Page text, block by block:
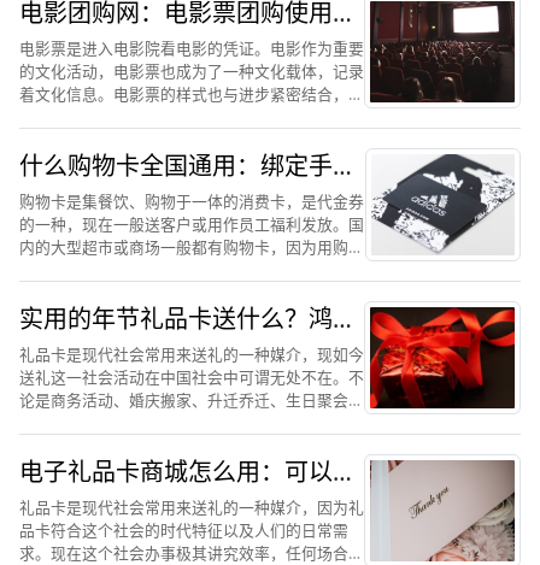
惧和尴尬来说，观影给...
电影团购网：电影票团购使用鸿
礼福卡购物卡更省钱
电影票是进入电影院看电影的凭证。电影作为重要
的文化活动，电影票也成为了一种文化载体，记录
着文化信息。电影票的样式也与进步紧密结合，每
价，现在直接在电影院...
什么购物卡全国通用：绑定手机
使用的鸿礼福卡更实用
购物卡是集餐饮、购物于一体的消费卡，是代金券
的一种，现在一般送客户或用作员工福利发放。国
内的大型超市或商场一般都有购物卡，因为用购物
去各种地方工作或者游玩...
实用的年节礼品卡送什么？鸿礼
福卡数字礼卡怎么样
礼品卡是现代社会常用来送礼的一种媒介，现如今
送礼这一社会活动在中国社会中可谓无处不在。不
论是商务活动、婚庆搬家、升迁乔迁、生日聚会，
繁荣，消费主义占据了...
电子礼品卡商城怎么用：可以通
过鸿礼福卡来了解
礼品卡是现代社会常用来送礼的一种媒介，因为礼
品卡符合这个社会的时代特征以及人们的日常需
求。现在这个社会办事极其讲究效率，任何场合都